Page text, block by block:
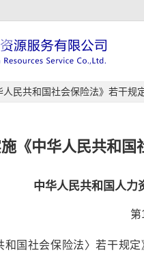
人民共和国社会保险法》若干规
《中华人民共和国
中华人民共和国人力
第
和国社会保险法〉若干规